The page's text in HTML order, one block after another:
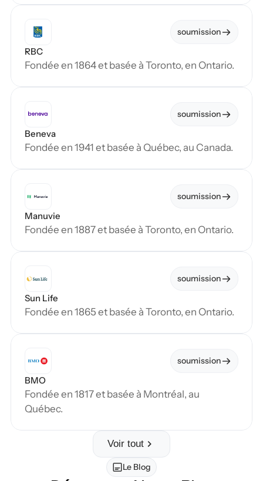
soumission
RBC
Fondée en 1864 et basée à Toronto, en Ontario.
soumission
Beneva
Fondée en 1941 et basée à Québec, au Canada.
soumission
Manuvie
Fondée en 1887 et basée à Toronto, en Ontario.
soumission
Sun Life
Fondée en 1865 et basée à Toronto, en Ontario.
soumission
BMO
Fondée en 1817 et basée à Montréal, au
Québec.
Voir tout
Le Blog